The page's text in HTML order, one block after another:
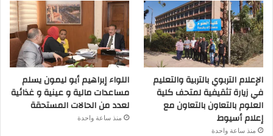
الإعلام التربوي بالتربية والتعليم
في زيارة تثقيفية لمتحف كلية
العلوم بالتعاون بالتعاون مع
إعلام أسيوط
منذ ساعة واحدة
اللواء إبراهيم أبو ليمون يسلم
مساعدات مالية و عينية و غذائية
لعدد من الحالات المستحقة
منذ ساعة واحدة